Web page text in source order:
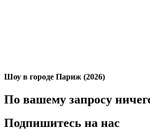
Шоу в городе Париж (2026)
По вашему запросу
Подпишитесь на нас